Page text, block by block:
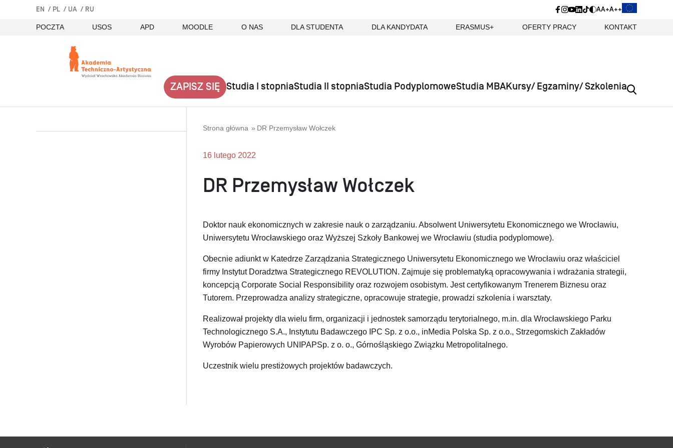
EN PL UA RU AA+A++
POCZTA USOS APD MOODLE O NAS DLA STUDENTA DLA KANDYDATA ERASMUS+ OFERTY PRACY KONTAKT
ZAPISZ SIĘ Studia I stopniaStudia II stopniaStudia PodyplomoweStudia MBAKursy/ Egzaminy/ Szkolenia
Strona główna DR Przemysław Wołczek
16 lutego 2022
DR Przemysław Wołczek
Doktor nauk ekonomicznych w zakresie nauk o zarządzaniu. Absolwent Uniwersytetu Ekonomicznego we Wrocławiu,
Uniwersytetu Wrocławskiego oraz Wyższej Szkoły Bankowej we Wrocławiu (studia podyplomowe).
Obecnie adiunkt w Katedrze Zarządzania Strategicznego Uniwersytetu Ekonomicznego we Wrocławiu oraz właściciel
firmy Instytut Doradztwa Strategicznego REVOLUTION. Zajmuje się problematyką opracowywania i wdrażania strategii,
koncepcją Corporate Social Responsibility oraz rozwojem osobistym. Jest certyfikowanym Trenerem Biznesu oraz
Tutorem. Przeprowadza analizy strategiczne, opracowuje strategie, prowadzi szkolenia i warsztaty.
Realizował projekty dla wielu firm, organizacji i jednostek samorządu terytorialnego, m.in. dla Wrocławskiego Parku
Technologicznego S.A., Instytutu Badawczego IPC Sp. z o.o., inMedia Polska Sp. z o.o., Strzegomskich Zakładów
Wyrobów Papierowych UNIPAPSp. z o. o., Górnośląskiego Związku Metropolitalnego.
Uczestnik wielu prestiżowych projektów badawczych.